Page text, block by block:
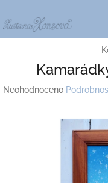
na
obsah
Průměrné
Neohodnoceno